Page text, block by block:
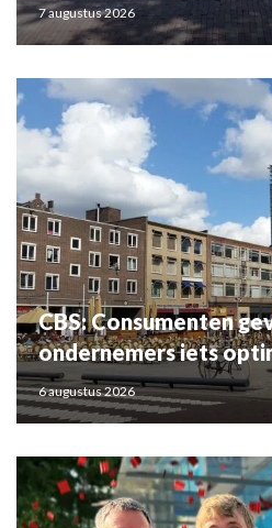
7 augustus 2026
CBS: Consumenten
ondernemers iets
6 augustus 2026